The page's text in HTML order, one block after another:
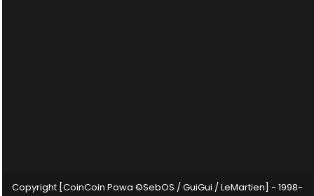
Copyright [CoinCoin Powa ©SebOS / GuiGui / LeMartien] - 1998-